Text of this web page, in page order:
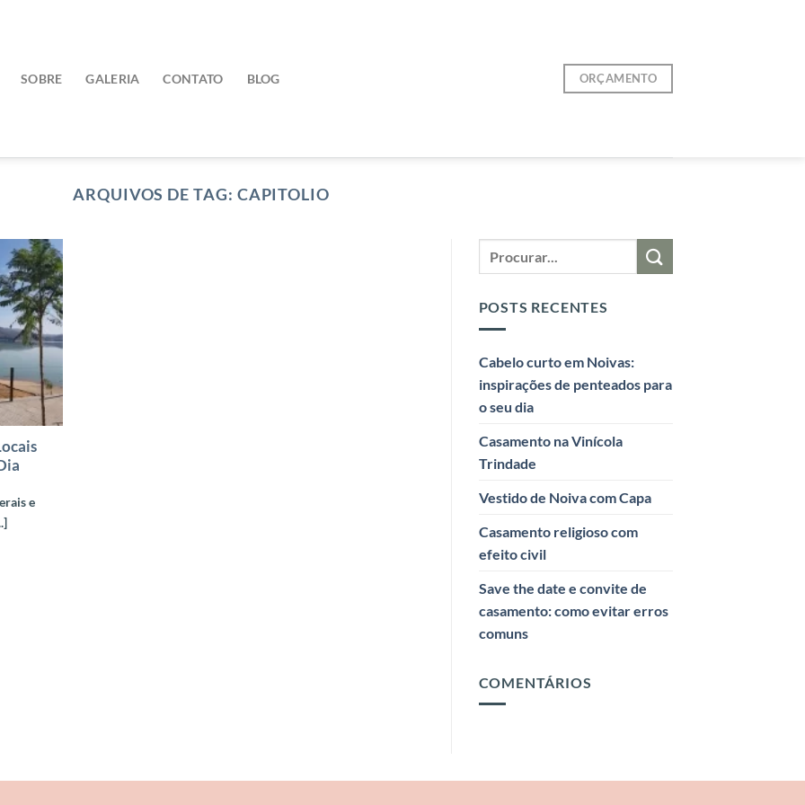
SOBRE GALERIA CONTATO BLOG ORÇAMENTO
ARQUIVOS DE TAG: CAPITOLIO
e
POSTS RECENTES
Cabelo curto em Noivas:
inspirações de penteados para
o seu dia
Casamento na Vinícola
Trindade
Vestido de Noiva com Capa
Casamento religioso com
efeito civil
Save the date e convite de
casamento: como evitar erros
comuns
COMENTÁRIOS